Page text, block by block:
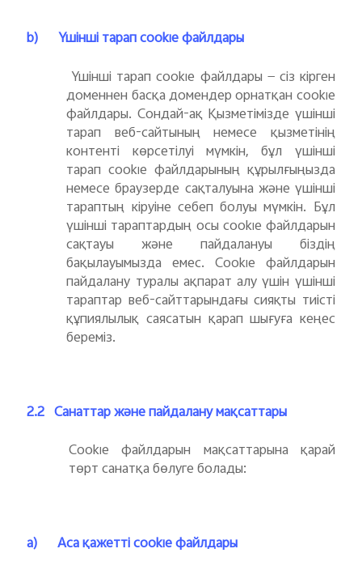
b)
Үшінші тарап cookie файлдары
Үшінші тарап cookie файлдары — сіз кірген
доменнен басқа домендер орнатқан cookie
файлдары. Сондай-ақ Қызметімізде үшінші
тарап веб-сайтының немесе қызметінің
контенті көрсетілуі мүмкін, бұл үшінші
тарап cookie файлдарының құрылғыңызда
немесе браузерде сақталуына және үшінші
тараптың кіруіне себеп болуы мүмкін. Бұл
үшінші тараптардың осы cookie файлдарын
сақтауы және пайдалануы біздің
бақылауымызда емес. Cookie файлдарын
пайдалану туралы ақпарат алу үшін үшінші
тараптар веб-сайттарындағы сияқты тиісті
құпиялылық саясатын қарап шығуға кеңес
береміз.
2.2 Санаттар және пайдалану мақсаттары
Cookie файлдарын мақсаттарына қарай
төрт санатқа бөлуге болады:
a)
Аса қажетті cookie файлдары